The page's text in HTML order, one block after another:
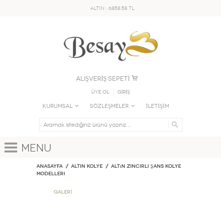
ALTIN : 6858.58 TL
ALIŞVERİŞ SEPETİ
Üye Ol GİRİŞ
KURUMSAL SÖZLEŞMELER İLETİŞİM
Menu
Anasayfa ALTIN KOLYE
Altın Zincirli Şans Kolye
Modelleri
GALERİ